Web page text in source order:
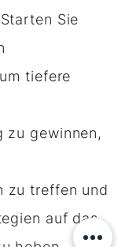
Sie
tiefere
zu gewinnen,
zu treffen und
auf das